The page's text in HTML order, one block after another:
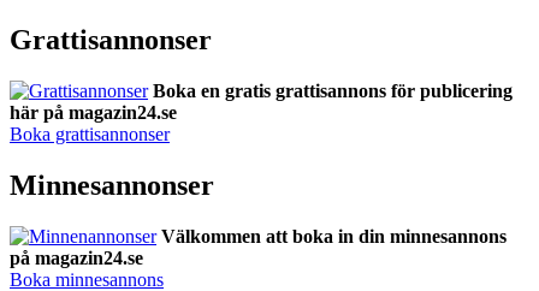
Grattisannonser
Boka en gratis grattisannons för publicering
här på magazin24.se
Boka grattisannonser
Minnesannonser
Välkommen att boka in din minnesannons
på magazin24.se
Boka minnesannons